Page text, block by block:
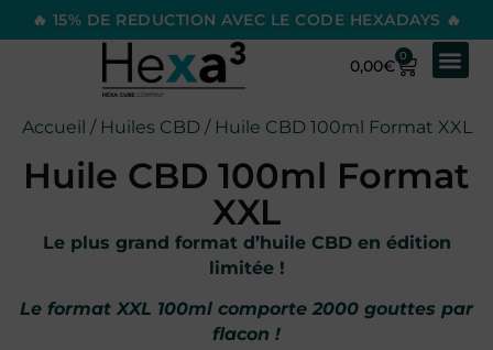
🔥 15% DE REDUCTION AVEC LE CODE HEXADAYS 🔥
0,00€
0
Accueil / Huiles CBD/ Huile CBD 100ml Format XXL
Huile CBD 100ml Format
XXL
Le plus grand format d’huile CBD en édition
limitée !
Le format XXL 100ml comporte 2000 gouttes par
flacon !